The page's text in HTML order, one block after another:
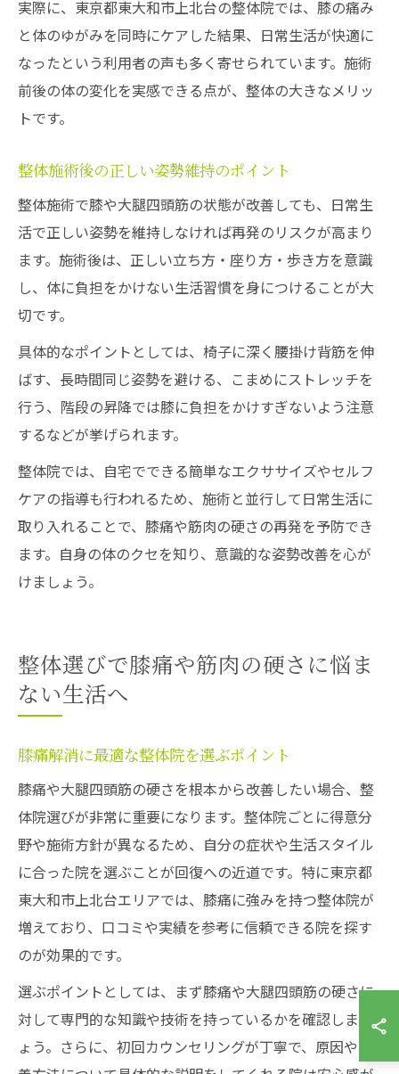
実際に、東京都東大和市上北台の整体院では、膝の痛み
と体のゆがみを同時にケアした結果、日常生活が快適に
なったという利用者の声も多く寄せられています。施術
前後の体の変化を実感できる点が、整体の大きなメリッ
トです。
整体施術後の正しい姿勢維持のポイント
整体施術で膝や大腿四頭筋の状態が改善しても、日常生
活で正しい姿勢を維持しなければ再発のリスクが高まり
ます。施術後は、正しい立ち方・座り方・歩き方を意識
し、体に負担をかけない生活習慣を身につけることが大
切です。
具体的なポイントとしては、椅子に深く腰掛け背筋を伸
ばす、長時間同じ姿勢を避ける、こまめにストレッチを
行う、階段の昇降では膝に負担をかけすぎないよう注意
するなどが挙げられます。
整体院では、自宅でできる簡単なエクササイズやセルフ
ケアの指導も行われるため、施術と並行して日常生活に
取り入れることで、膝痛や筋肉の硬さの再発を予防でき
ます。自身の体のクセを知り、意識的な姿勢改善を心が
けましょう。
整体選びで膝痛や筋肉の硬さに悩ま
ない生活へ
膝痛解消に最適な整体院を選ぶポイント
膝痛や大腿四頭筋の硬さを根本から改善したい場合、整
体院選びが非常に重要になります。整体院ごとに得意分
野や施術方針が異なるため、自分の症状や生活スタイル
に合った院を選ぶことが回復への近道です。特に東京都
東大和市上北台エリアでは、膝痛に強みを持つ整体院が
増えており、口コミや実績を参考に信頼できる院を探す
のが効果的です。
選ぶポイントとしては、まず膝痛や大腿四頭筋の硬さに
対して専門的な知識や技術を持っているかを確認しまし
ょう。さらに、初回カウンセリングが丁寧で、原因や改